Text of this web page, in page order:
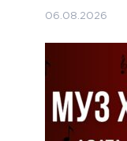
06.08.2026